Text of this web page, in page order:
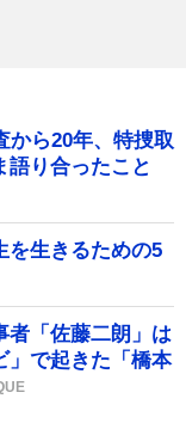
ら20年、特捜取
語り合ったこと
を生きるための5
者「佐藤二朗」は
で起きた「橋本